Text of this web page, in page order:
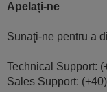
Apelați-ne
Sunaţi-ne pentru a
Technical Support:
Sales Support: